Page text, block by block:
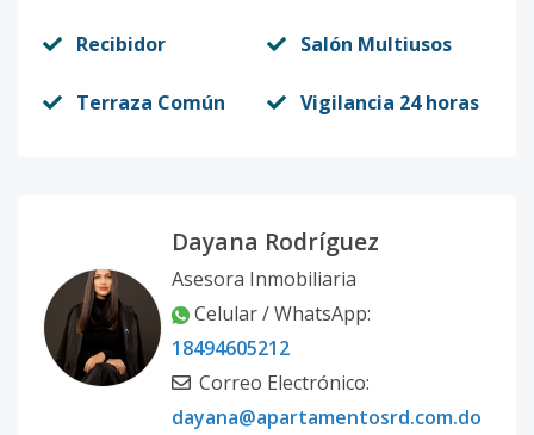
Recibidor Salón Multiusos
Terraza Común Vigilancia 24 horas
Dayana Rodríguez
Asesora Inmobiliaria
Celular / WhatsApp:
18494605212
Correo Electrónico:
dayana@apartamentosrd.com.do